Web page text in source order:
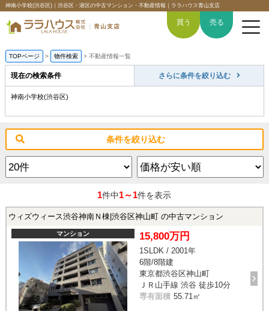
神南小学校(渋谷区)｜渋谷区・港区の中古マンション・不動産情報｜ララハウス青山支店
買いたい
売りたい
6つの強み
会社概要
スタッフ紹介
買う 売る
TOPページ > 物件検索 > 不動産情報一覧
現在の検索条件 さらに条件を絞り込む
神南小学校(渋谷区)
条件を絞り込む
1件中1～1件を表示
ウィズウィース渋谷神南Ｎ棟|渋谷区神山町 の中古マンション
マンション 15,800万円
1SLDK / 2001年
6階/8階建
東京都渋谷区神山町
ＪＲ山手線 渋谷 徒歩10分
専有面積 55.71㎡